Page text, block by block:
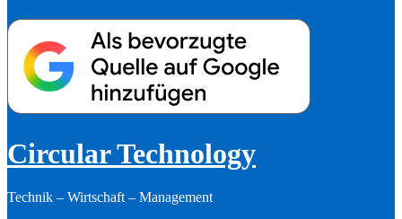
Circular Technology
Technik – Wirtschaft – Management